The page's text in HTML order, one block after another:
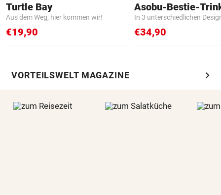
Turtle Bay
Aus dem Weg, hier kommen wir!
€19,90
Asobu-Bestie-
In 3 unterschiedlichen
€34,90
VORTEILSWELT MAGAZINE chevron_right